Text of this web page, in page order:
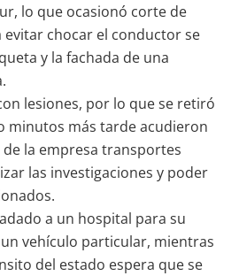
lo que ocasionó corte de
chocar el conductor se
y la fachada de una
lesiones, por lo que se retiró
minutos más tarde acudieron
la empresa transportes
las investigaciones y poder
a un hospital para su
vehículo particular, mientras
del estado espera que se